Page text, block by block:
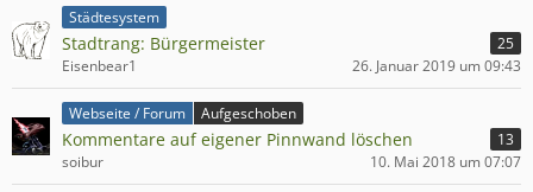
Städtesystem
Stadtrang: Bürgermeister
25
Eisenbear1
26. Januar 2019 um 09:43
Webseite / Forum Aufgeschoben
Kommentare auf eigener Pinnwand löschen
13
soibur
10. Mai 2018 um 07:07